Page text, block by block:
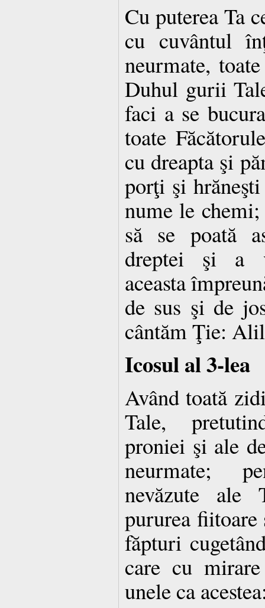
Cu puterea Ta
cu cuvântul
neurmate,
Duhul gurii
faci a se
toate
cu dreapta şi
porţi şi
nume le
să se poată
dreptei şi a
aceasta
de sus şi de
cântăm Ţie:
Icosul al 3-lea
Având toată
Tale,
proniei şi ale
neurmate;
nevăzute ale
pururea fiitoare
făpturi
care cu
unele ca